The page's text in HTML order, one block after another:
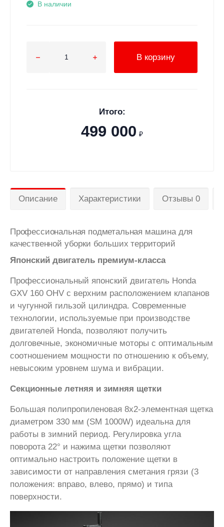
В наличии
В корзину
Итого:
499 000 ₽
Описание Характеристики Отзывы 0
Профессиональная подметальная машина для
качественной уборки больших территорий
Японский двигатель премиум-класса
Профессиональный японский двигатель Honda
GXV 160 OHV с верхним расположением клапанов
и чугунной гильзой цилиндра. Современные
технологии, используемые при производстве
двигателей Honda, позволяют получить
долговечные, экономичные моторы с оптимальным
соотношением мощности по отношению к объему,
невысоким уровнем шума и вибрации.
Секционные летняя и зимняя щетки
Большая полипропиленовая 8х2-элементная щетка
диаметром 330 мм (SM 1000W) идеальна для
работы в зимний период. Регулировка угла
поворота 22° и нажима щетки позволяют
оптимально настроить положение щетки в
зависимости от направления сметания грязи (3
положения: вправо, влево, прямо) и типа
поверхности.